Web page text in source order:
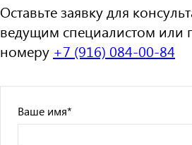
Оставьте заявку для
ведущим специалистом или
номеру +7 (916) 084-00-84
Ваше имя*